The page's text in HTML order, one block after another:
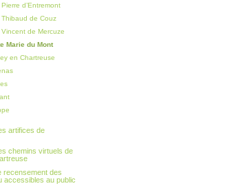
d’Entremont
Thibaud de Couz
de Mercuze
Marie du Mont
en Chartreuse
artifices de
chemins virtuels de
recensement des
accessibles au public